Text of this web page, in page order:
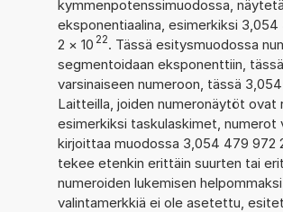
kymmenpotenssimuodossa,
eksponentiaalina, esimerkiksi
2 × 10 22. Tässä esitysmuodossa
segmentoidaan eksponenttiin,
varsinaiseen numeroon, tässä
Laitteilla, joiden numeronäytöt ovat
esimerkiksi taskulaskimet, numerot
kirjoittaa muodossa 3,054 479 972
tekee etenkin erittäin suurten tai
numeroiden lukemisen
valintamerkkiä ei ole asetettu,